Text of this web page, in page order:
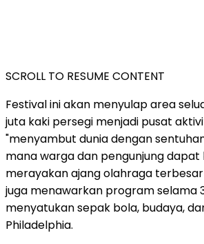
SCROLL TO RESUME CONTENT
Festival ini akan menyulap area
juta kaki persegi menjadi pusat
"menyambut dunia dengan
mana warga dan pengunjung
merayakan ajang olahraga terbesar
juga menawarkan program selama
menyatukan sepak bola, budaya,
Philadelphia.